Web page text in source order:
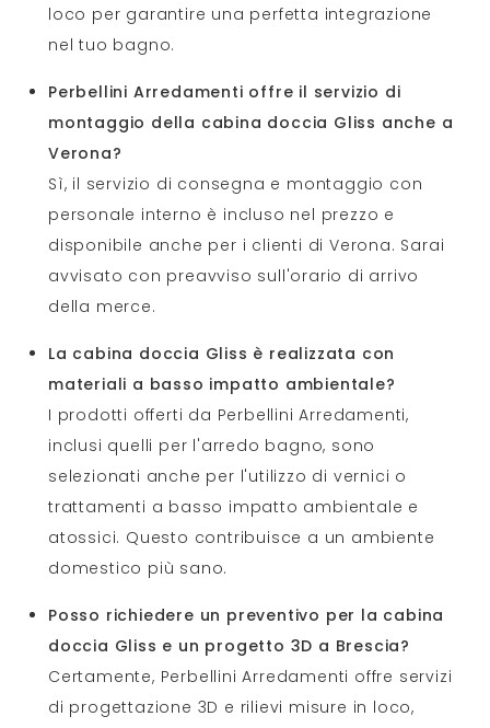
loco per garantire una perfetta integrazione
nel tuo bagno.
Perbellini Arredamenti offre il servizio di
montaggio della cabina doccia Gliss anche a
Verona?
Sì, il servizio di consegna e montaggio con
personale interno è incluso nel prezzo e
disponibile anche per i clienti di Verona. Sarai
avvisato con preavviso sull'orario di arrivo
della merce.
La cabina doccia Gliss è realizzata con
materiali a basso impatto ambientale?
I prodotti offerti da Perbellini Arredamenti,
inclusi quelli per l'arredo bagno, sono
selezionati anche per l'utilizzo di vernici o
trattamenti a basso impatto ambientale e
atossici. Questo contribuisce a un ambiente
domestico più sano.
Posso richiedere un preventivo per la cabina
doccia Gliss e un progetto 3D a Brescia?
Certamente, Perbellini Arredamenti offre servizi
di progettazione 3D e rilievi misure in loco,